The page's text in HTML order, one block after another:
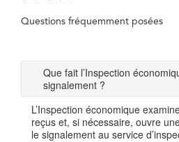
Questions fréquemment posées
Que fait l’Inspection
signalement ?
L’Inspection économique
reçus et, si nécessaire, ouvre
le signalement au service